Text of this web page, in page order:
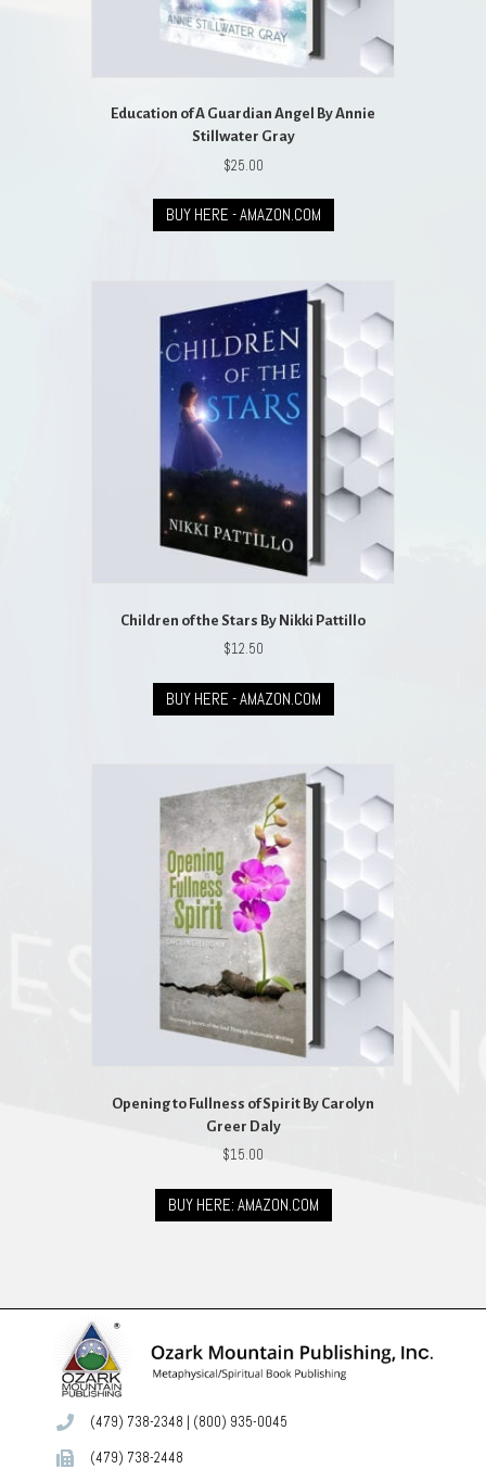
Education of A Guardian Angel By Annie
Stillwater Gray
$25.00
BUY HERE - AMAZON.COM
Children of the Stars By Nikki Pattillo
$12.50
BUY HERE - AMAZON.COM
Opening to Fullness of Spirit By Carolyn
Greer Daly
$15.00
BUY HERE: AMAZON.COM
(479) 738-2348 | (800) 935-0045
(479) 738-2448